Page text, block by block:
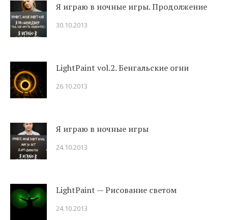
Я играю в ночные игры. Продолжение
30.10.2013
LightPaint vol.2. Бенгальские огни
26.10.2013
Я играю в ночные игры
24.10.2013
LightPaint — Рисование светом
24.10.2013